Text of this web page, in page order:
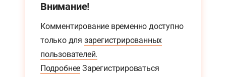
Внимание!
Комментирование временно доступно
только для зарегистрированных
пользователей.
Подробнее Зарегистрироваться